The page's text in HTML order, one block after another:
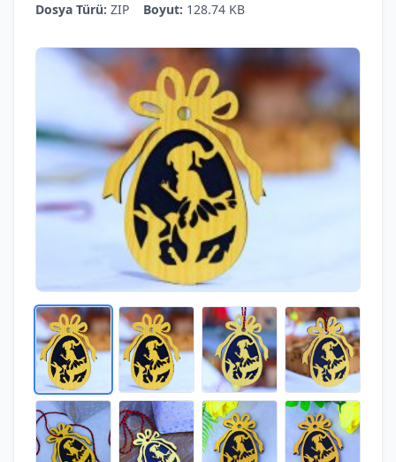
Dosya Türü: ZIP Boyut: 128.74 KB